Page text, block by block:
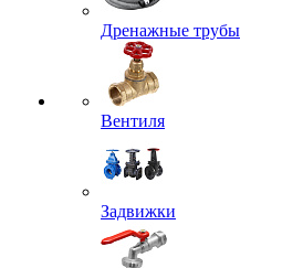
Дренажные трубы
Вентиля
Задвижки